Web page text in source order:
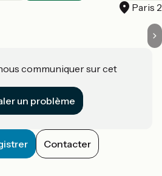
Paris
communiquer sur cet
un problème
Contacter